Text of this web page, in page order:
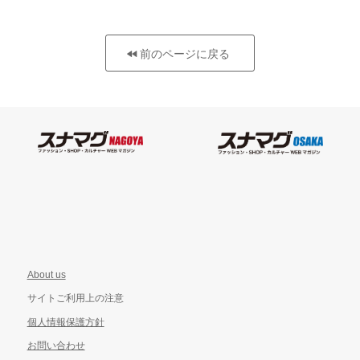
前のページに戻る
About us
サイトご利用上の注意
個人情報保護方針
お問い合わせ